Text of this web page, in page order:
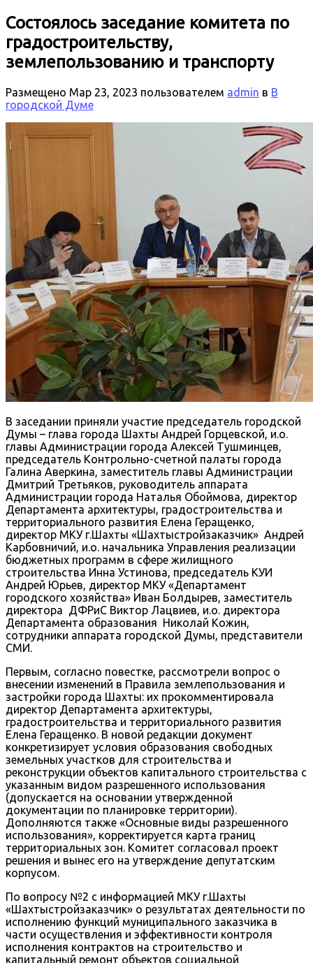
Состоялось заседание комитета по
градостроительству,
землепользованию и транспорту
Размещено Мар 23, 2023 пользователем admin в В
городской Думе
В заседании приняли участие председатель городской
Думы – глава города Шахты Андрей Горцевской, и.о.
главы Администрации города Алексей Тушминцев,
председатель Контрольно-счетной палаты города
Галина Аверкина, заместитель главы Администрации
Дмитрий Третьяков, руководитель аппарата
Администрации города Наталья Обоймова, директор
Департамента архитектуры, градостроительства и
территориального развития Елена Геращенко,
директор МКУ г.Шахты «Шахтыстройзаказчик» Андрей
Карбовничий, и.о. начальника Управления реализации
бюджетных программ в сфере жилищного
строительства Инна Устинова, председатель КУИ
Андрей Юрьев, директор МКУ «Департамент
городского хозяйства» Иван Болдырев, заместитель
директора ДФРиС Виктор Лацвиев, и.о. директора
Департамента образования Николай Кожин,
сотрудники аппарата городской Думы, представители
СМИ.
Первым, согласно повестке, рассмотрели вопрос о
внесении изменений в Правила землепользования и
застройки города Шахты: их прокомментировала
директор Департамента архитектуры,
градостроительства и территориального развития
Елена Геращенко. В новой редакции документ
конкретизирует условия образования свободных
земельных участков для строительства и
реконструкции объектов капитального строительства с
указанным видом разрешенного использования
(допускается на основании утвержденной
документации по планировке территории).
Дополняются также «Основные виды разрешенного
использования», корректируется карта границ
территориальных зон. Комитет согласовал проект
решения и вынес его на утверждение депутатским
корпусом.
По вопросу №2 с информацией МКУ г.Шахты
«Шахтыстройзаказчик» о результатах деятельности по
исполнению функций муниципального заказчика в
части осуществления и эффективности контроля
исполнения контрактов на строительство и
капитальный ремонт объектов социальной